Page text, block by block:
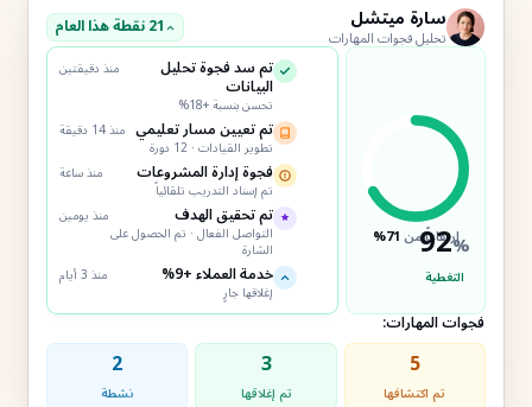
سارة ميتشل
تحليل فجوات المهارات 21 نقطة هذا العام
92%
التغطية
ارتفاعاً من71%
تم سد فجوة تحليل
البيانات
تحسن بنسبة +18%
منذ دقيقتين
تم تعيين مسار تعليمي
تطوير القيادات · 12 دورة
منذ 14 دقيقة
فجوة إدارة المشروعات
تم إسناد التدريب تلقائياً
منذ ساعة
تم تحقيق الهدف
التواصل الفعال · تم الحصول على
الشارة
منذ يومين
خدمة العملاء +9%
إغلاقها جارٍ
منذ 3 أيام
فجوات المهارات:
5
تم اكتشافها
3
تم إغلاقها
2
نشطة